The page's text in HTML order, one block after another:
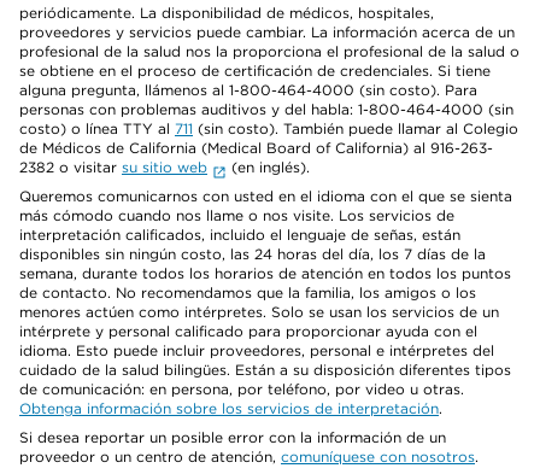
periódicamente. La disponibilidad de médicos, hospitales,
proveedores y servicios puede cambiar. La información acerca de un
profesional de la salud nos la proporciona el profesional de la salud o
se obtiene en el proceso de certificación de credenciales. Si tiene
alguna pregunta, llámenos al 1-800-464-4000 (sin costo). Para
personas con problemas auditivos y del habla: 1-800-464-4000 (sin
costo) o línea TTY al 711 (sin costo). También puede llamar al Colegio
de Médicos de California (Medical Board of California) al 916-263-
2382 o visitar su sitio web
(en inglés).
Queremos comunicarnos con usted en el idioma con el que se sienta
más cómodo cuando nos llame o nos visite. Los servicios de
interpretación calificados, incluido el lenguaje de señas, están
disponibles sin ningún costo, las 24 horas del día, los 7 días de la
semana, durante todos los horarios de atención en todos los puntos
de contacto. No recomendamos que la familia, los amigos o los
menores actúen como intérpretes. Solo se usan los servicios de un
intérprete y personal calificado para proporcionar ayuda con el
idioma. Esto puede incluir proveedores, personal e intérpretes del
cuidado de la salud bilingües. Están a su disposición diferentes tipos
de comunicación: en persona, por teléfono, por video u otras.
Obtenga información sobre los servicios de interpretación.
Si desea reportar un posible error con la información de un
proveedor o un centro de atención, comuníquese con nosotros.